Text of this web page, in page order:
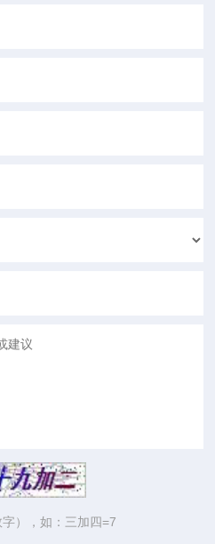
），如：三加四=7